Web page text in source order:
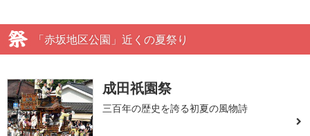
「赤坂地区公園」近くの夏祭り
成田祇園祭
三百年の歴史を誇る初夏の風物詩